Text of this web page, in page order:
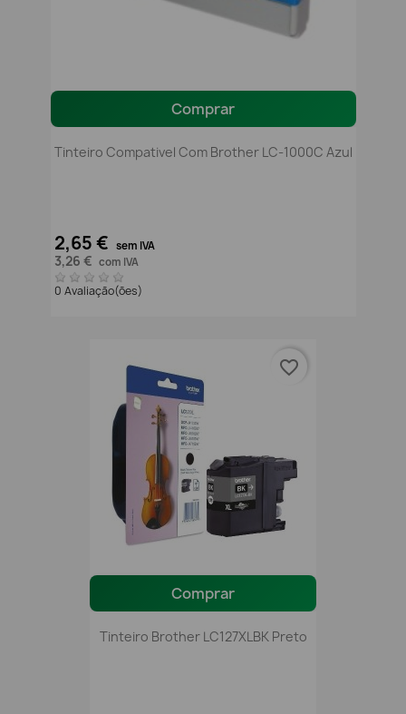
Comprar
Tinteiro Compativel Com Brother LC-1000C Azul
2,65 € sem IVA
3,26 € com IVA
0 Avaliação(ões)
Comprar
Tinteiro Brother LC127XLBK Preto
favorite_border